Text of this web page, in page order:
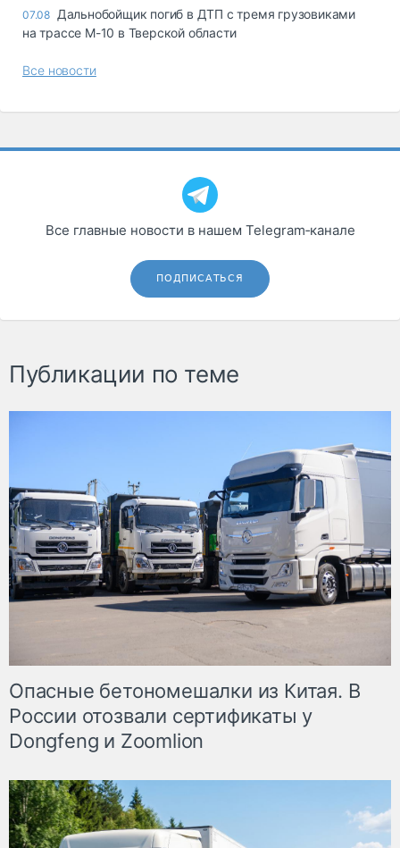
07.08 Дальнобойщик погиб в ДТП с тремя грузовиками
на трассе М-10 в Тверской области
Все новости
Все главные новости в нашем Telegram‑канале
ПОДПИСАТЬСЯ
Публикации по теме
Опасные бетономешалки из Китая. В
России отозвали сертификаты у
Dongfeng и Zoomlion